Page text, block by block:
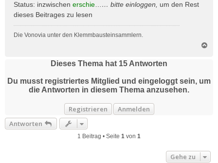
Status: inzwischen erschie … bitte einloggen
um den Rest
dieses Beitrages zu lesen
Die Vonovia unter den Klemmbausteinsammlern.
b
Dieses Thema hat 15 Antworten
Du musst registriertes Mitglied und eingeloggt sein, um
die Antworten in diesem Thema anzusehen.
Registrieren
Anmelden
Antworten
1 Beitrag • Seite 1 von 1
Gehe zu